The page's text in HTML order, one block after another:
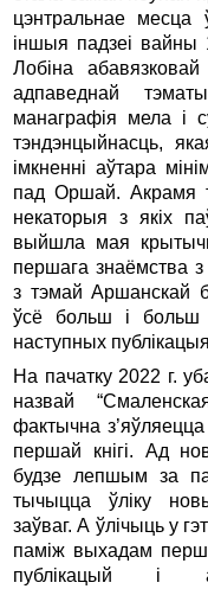
цэнтральнае месца
іншыя падзеі вайны
Лобіна
адпаведнай
манаграфія мела і
тэндэнцыйнасць,
імкненні аўтара
пад Оршай. Акрамя
некаторыя з якіх
выйшла мая
першага знаёмства
з тэмай Аршанскай
ўсё больш і больш
наступных
На пачатку 2022 г.
назвай
фактычна
першай кнігі. Ад
будзе лепшым за
тычыцца ўліку
заўваг. А ўлічыць у
паміж выхадам
публікацый і